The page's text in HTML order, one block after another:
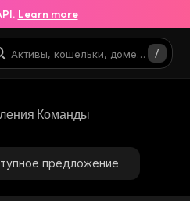
Learn more
Команды
предложение